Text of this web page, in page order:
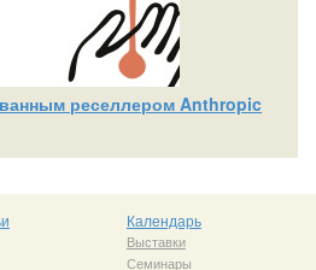
реселлером Anthropic
Календарь
Выставки
Семинары